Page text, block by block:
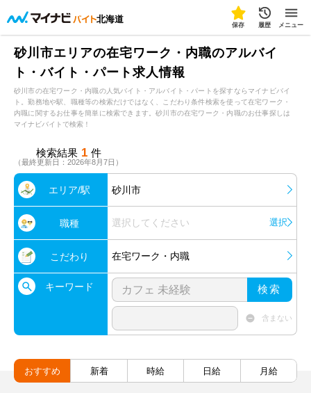
北海道
保存 履歴 メニュー
砂川市エリアの在宅ワーク・内職のアルバイ
ト・バイト・パート求人情報
砂川市の在宅ワーク・内職の人気バイト・アルバイト・パートを探すならマイナビバイ
ト。勤務地や駅、職種等の検索だけではなく、こだわり条件検索を使って在宅ワーク・
内職に関するお仕事を簡単に検索できます。砂川市の在宅ワーク・内職のお仕事探しは
マイナビバイトで検索！
検索結果 1 件
（最終更新日：2026年8月7日）
エリア/駅 砂川市
職種 選択してください 選択
こだわり 在宅ワーク・内職
キーワード 検索
含まない
おすすめ 新着 時給 日給 月給